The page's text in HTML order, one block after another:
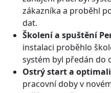
zákazníka a proběhl
dat.
Školení a spuštění
instalaci proběhlo
systém byl předán do
Ostrý start a
pracovní doby v